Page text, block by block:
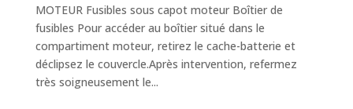
MOTEUR Fusibles sous capot moteur Boîtier de
fusibles Pour accéder au boîtier situé dans le
compartiment moteur, retirez le cache-batterie et
déclipsez le couvercle.Après intervention, refermez
très soigneusement le...